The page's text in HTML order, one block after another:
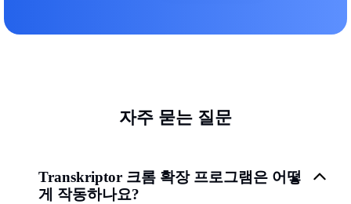
자주 묻는 질문
Transkriptor 크롬 확장 프로그램은 어떻
게 작동하나요?